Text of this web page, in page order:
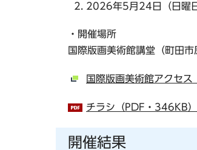
2026年5月24日（日曜
・開催場所
国際版画美術館講堂（町田
国際版画美術館アクセス
チラシ（PDF・346KB）
開催結果